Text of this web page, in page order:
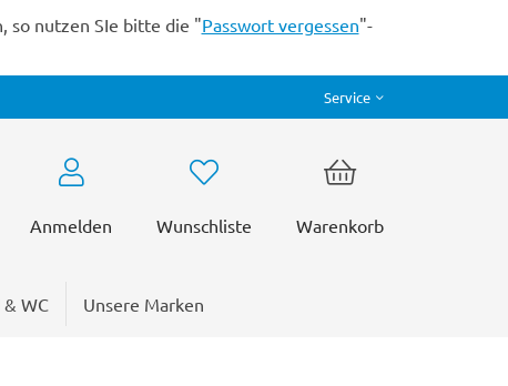
so nutzen SIe bitte die "Passwort vergessen"-
Service
Anmelden Wunschliste Warenkorb
& WC Unsere Marken